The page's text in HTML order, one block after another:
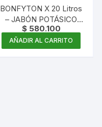
BONFYTON X 20 Litros
– JABÓN POTÁSICO
CONCENTRADO
$580.100
AÑADIR AL CARRITO